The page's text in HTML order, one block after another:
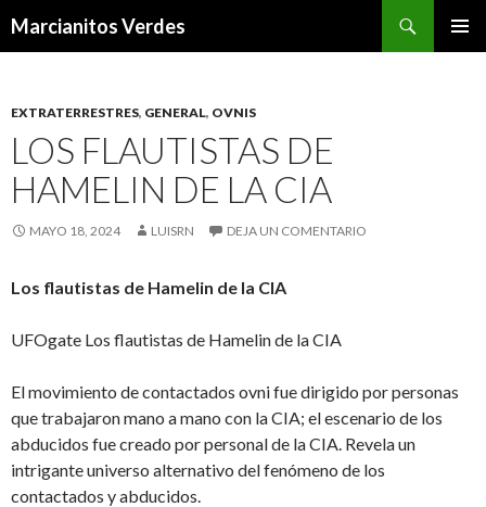
Marcianitos Verdes
EXTRATERRESTRES, GENERAL, OVNIS
LOS FLAUTISTAS DE
HAMELIN DE LA CIA
MAYO 18, 2024 LUISRN DEJA UN COMENTARIO
Los flautistas de Hamelin de la CIA
UFOgate Los flautistas de Hamelin de la CIA
El movimiento de contactados ovni fue dirigido por personas
que trabajaron mano a mano con la CIA; el escenario de los
abducidos fue creado por personal de la CIA. Revela un
intrigante universo alternativo del fenómeno de los
contactados y abducidos.